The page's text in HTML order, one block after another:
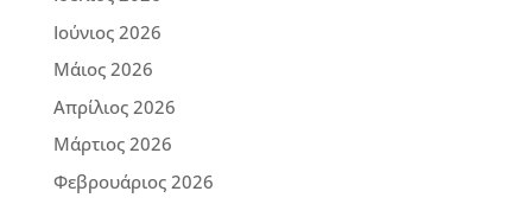
Ιούνιος 2026
Μάιος 2026
Απρίλιος 2026
Μάρτιος 2026
Φεβρουάριος 2026